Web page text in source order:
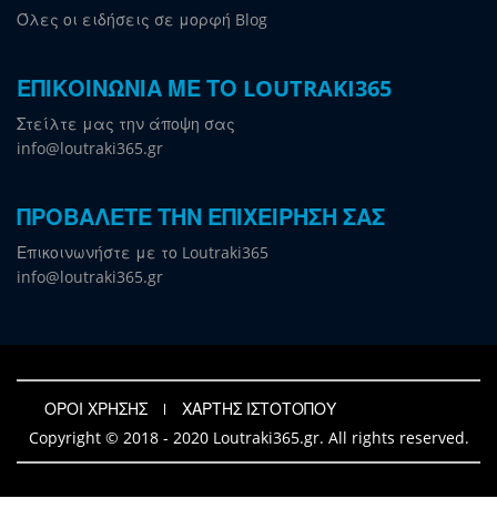
Όλες οι ειδήσεις σε μορφή Blog
ΕΠΙΚΟΙΝΩΝΙΑ ΜΕ ΤΟ LOUTRAKI365
Στείλτε μας την άποψη σας
info@loutraki365.gr
ΠΡΟΒΑΛΕΤΕ ΤΗΝ ΕΠΙΧΕΙΡΗΣΗ ΣΑΣ
Επικοινωνήστε με το Loutraki365
info@loutraki365.gr
ΟΡΟΙ ΧΡΗΣΗΣ
ΧΑΡΤΗΣ ΙΣΤΟΤΟΠΟΥ
Copyright © 2018 - 2020 Loutraki365.gr. All rights reserved.